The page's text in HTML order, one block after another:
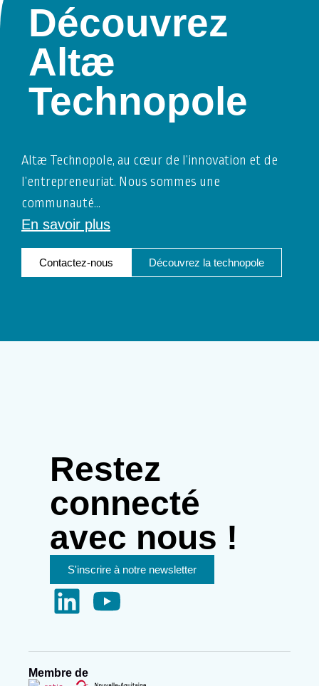
Découvrez
Altæ
Technopole
Altæ Technopole, au cœur de l’innovation et de
l’entrepreneuriat. Nous sommes une
communauté…
En savoir plus
Contactez-nous Découvrez la technopole
Restez
connecté
avec nous !
S'inscrire à notre newsletter
Membre de